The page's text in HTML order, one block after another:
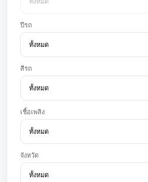
ปีรถ
สีรถ
เชื้อเพลิง
จังหวัด